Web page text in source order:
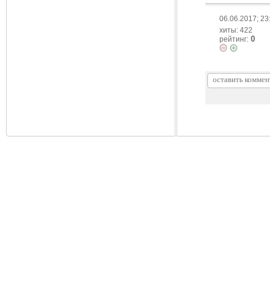
06.06.2017;
хиты: 422
рейтинг: 0